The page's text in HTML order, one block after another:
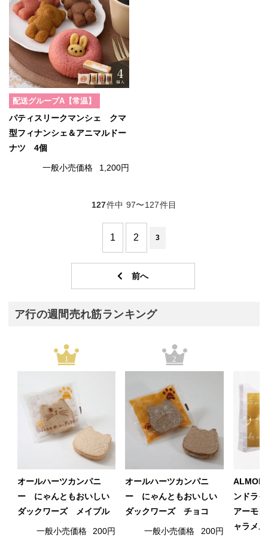
配送グループA【常温】
パティスリークマンシェ クマ
型フィナンシェ＆アニマルドー
ナツ 4個
一般小売価格 1,200円
127件中 97〜127件目
1 2 3
ア行の週間売れ筋ランキング
1
オールハーツカンパニ
ー にゃんともおいしい
ダックワーズ メイプル
一般小売価格 200円
2
オールハーツカンパニ
ー にゃんともおいしい
ダックワーズ チョコ
一般小売価格 200円
ンドラ
アーモ
ャラメ